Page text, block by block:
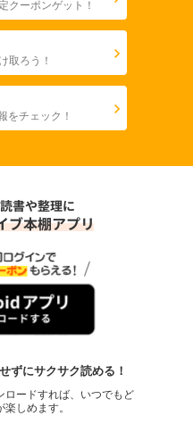
クーポンゲット！
取ろう！
をチェック！
ずにサクサク読める！
ロードすれば、いつでもど
しめます。